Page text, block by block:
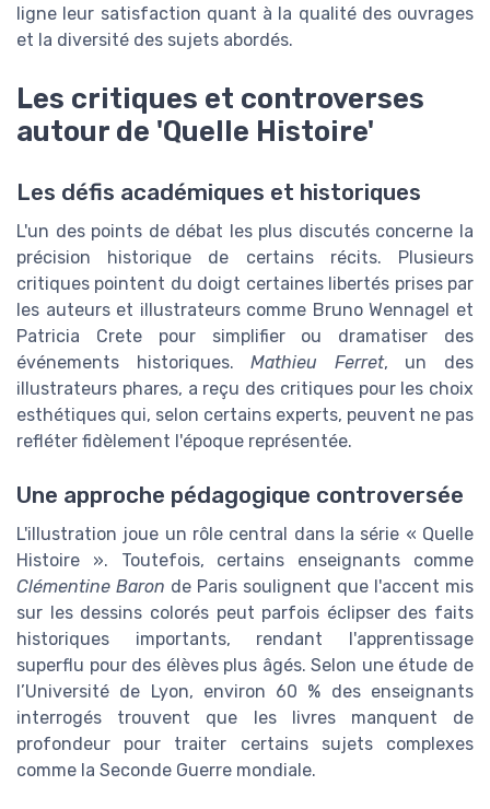
ligne leur satisfaction quant à la qualité des ouvrages
et la diversité des sujets abordés.
Les critiques et controverses
autour de 'Quelle Histoire'
Les défis académiques et historiques
L'un des points de débat les plus discutés concerne la
précision historique de certains récits. Plusieurs
critiques pointent du doigt certaines libertés prises par
les auteurs et illustrateurs comme Bruno Wennagel et
Patricia Crete pour simplifier ou dramatiser des
événements historiques.Mathieu Ferret, un des
illustrateurs phares, a reçu des critiques pour les choix
esthétiques qui, selon certains experts, peuvent ne pas
refléter fidèlement l'époque représentée.
Une approche pédagogique controversée
L'illustration joue un rôle central dans la série « Quelle
Histoire ». Toutefois, certains enseignants comme
Clémentine Baron de Paris soulignent que l'accent mis
sur les dessins colorés peut parfois éclipser des faits
historiques importants, rendant l'apprentissage
superflu pour des élèves plus âgés. Selon une étude de
l’Université de Lyon, environ 60 % des enseignants
interrogés trouvent que les livres manquent de
profondeur pour traiter certains sujets complexes
comme la Seconde Guerre mondiale.